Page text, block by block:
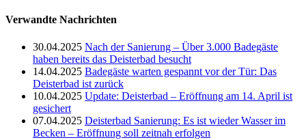
Verwandte Nachrichten
30.04.2025 Nach der Sanierung – Über 3.000 Badegäste
haben bereits das Deisterbad besucht
14.04.2025 Badegäste warten gespannt vor der Tür: Das
Deisterbad ist zurück
10.04.2025 Update: Deisterbad – Eröffnung am 14. April ist
gesichert
07.04.2025 Deisterbad Sanierung: Es ist wieder Wasser im
Becken – Eröffnung soll zeitnah erfolgen